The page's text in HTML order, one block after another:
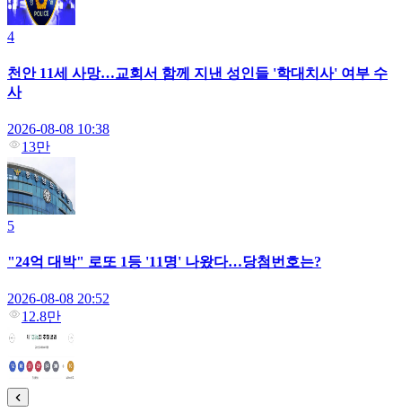
4
천안 11세 사망…교회서 함께 지낸 성인들 '학대치사' 여부 수
사
2026-08-08 10:38
13만
5
"24억 대박" 로또 1등 '11명' 나왔다…당첨번호는?
2026-08-08 20:52
12.8만